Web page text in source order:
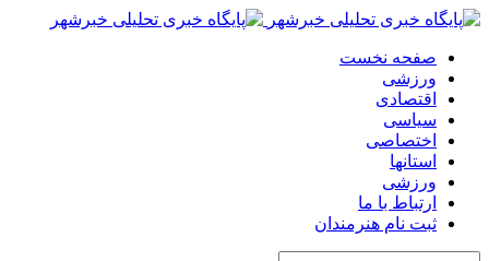
صفحه نخست
ورزشی
اقتصادی
سیاسی
اختصاصی
استانها
ورزشی
ارتباط با ما
ثبت نام هنرمندان